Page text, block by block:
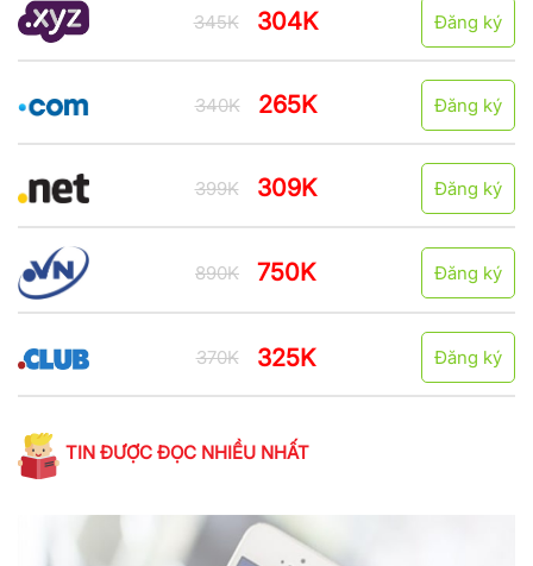
345K 304K Đăng ký
340K 265K Đăng ký
399K 309K Đăng ký
890K 750K Đăng ký
370K 325K Đăng ký
TIN ĐƯỢC ĐỌC NHIỀU NHẤT